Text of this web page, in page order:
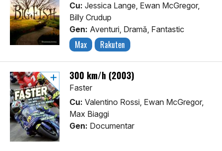
Cu: Jessica Lange, Ewan McGregor,
Billy Crudup
Gen: Aventuri, Dramă, Fantastic
Max Rakuten
300 km/h (2003)
Faster
Cu: Valentino Rossi, Ewan McGregor,
Max Biaggi
Gen: Documentar